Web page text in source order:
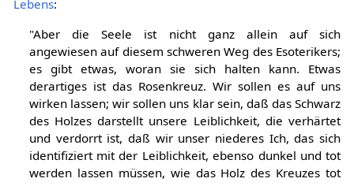
Lebens:
"Aber die Seele ist nicht ganz allein auf sich
angewiesen auf diesem schweren Weg des Esoterikers;
es gibt etwas, woran sie sich halten kann. Etwas
derartiges ist das Rosenkreuz. Wir sollen es auf uns
wirken lassen; wir sollen uns klar sein, daß das Schwarz
des Holzes darstellt unsere Leiblichkeit, die verhärtet
und verdorrt ist, daß wir unser niederes Ich, das sich
identifiziert mit der Leiblichkeit, ebenso dunkel und tot
werden lassen müssen, wie das Holz des Kreuzes tot